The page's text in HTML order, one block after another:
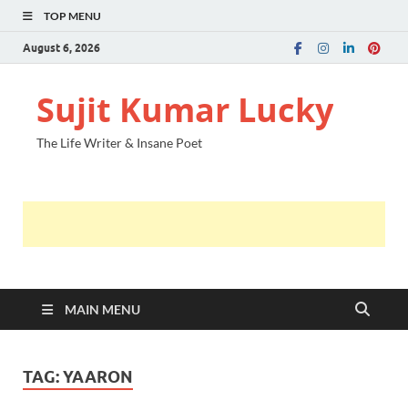
TOP MENU
August 6, 2026
Sujit Kumar Lucky
The Life Writer & Insane Poet
MAIN MENU
TAG:YAARON